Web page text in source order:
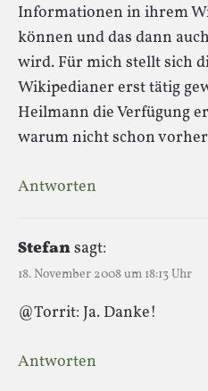
Informationen in ihrem
können und das dann
wird. Für mich stellt sich
Wikipedianer erst tätig
Heilmann die Verfügung
warum nicht schon
Antworten
Stefansagt:
18. November 2008 um 18:13 Uhr
@Torrit: Ja. Danke!
Antworten